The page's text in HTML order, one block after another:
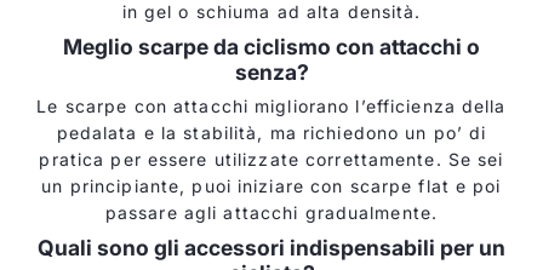
in gel o schiuma ad alta densità.
Meglio scarpe da ciclismo con attacchi o
senza?
Le scarpe con attacchi migliorano l’efficienza della
pedalata e la stabilità, ma richiedono un po’ di
pratica per essere utilizzate correttamente. Se sei
un principiante, puoi iniziare con scarpe flat e poi
passare agli attacchi gradualmente.
Quali sono gli accessori indispensabili per un